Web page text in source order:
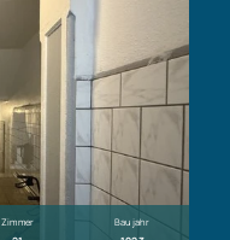
Zimmer Baujahr